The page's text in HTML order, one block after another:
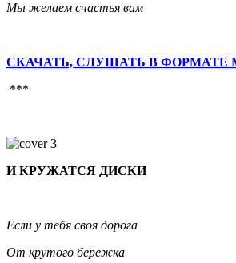
Мы желаем счастья вам
СКАЧАТЬ, СЛУШАТЬ В ФОРМАТЕ
***
И КРУЖАТСЯ ДИСКИ
Если у тебя своя дорога
От крутого бережка